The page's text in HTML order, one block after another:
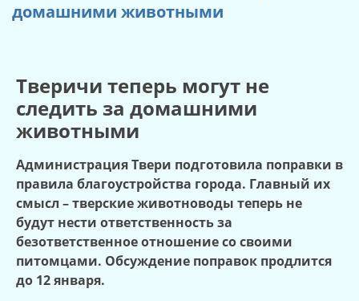
домашними животными
Тверичи теперь могут не
следить за домашними
животными
Администрация Твери подготовила поправки в
правила благоустройства города. Главный их
смысл – тверские животноводы теперь не
будут нести ответственность за
безответственное отношение со своими
питомцами. Обсуждение поправок продлится
до 12 января.